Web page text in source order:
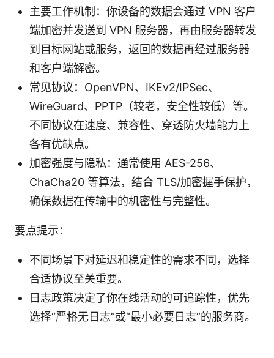
主要工作机制：你设备的数据会通过 VPN 客户
端加密并发送到 VPN 服务器，再由服务器转发
到目标网站或服务，返回的数据再经过服务器
和客户端解密。
常见协议：OpenVPN、IKEv2/IPSec、
WireGuard、PPTP（较老，安全性较低）等。
不同协议在速度、兼容性、穿透防火墙能力上
各有优缺点。
加密强度与隐私：通常使用 AES-256、
ChaCha20 等算法，结合 TLS/加密握手保护，
确保数据在传输中的机密性与完整性。
要点提示：
不同场景下对延迟和稳定性的需求不同，选择
合适协议至关重要。
日志政策决定了你在线活动的可追踪性，优先
选择“严格无日志”或“最小必要日志”的服务商。